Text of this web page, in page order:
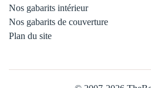
Nos gabarits intérieur
Nos gabarits de couverture
Plan du site